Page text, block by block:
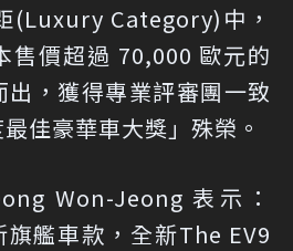
(Luxury Category)中，
售價超過 70,000 歐元的
，獲得專業評審團一致
佳豪華車大獎」殊榮。
Won-Jeong 表示：
旗艦車款，全新The EV9